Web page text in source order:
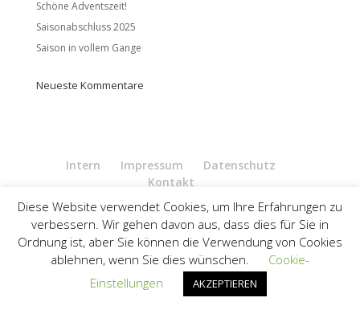
Schöne Adventszeit!
Saisonabschluss 2025
Saison in vollem Gange
Neueste Kommentare
Intern Impressum
Datenschutz
Kontakt
TC Ösch Weingarten 2022
Diese Website verwendet Cookies, um Ihre Erfahrungen zu
verbessern. Wir gehen davon aus, dass dies für Sie in
Ordnung ist, aber Sie können die Verwendung von Cookies
ablehnen, wenn Sie dies wünschen.
Cookie-
Einstellungen
AKZEPTIEREN